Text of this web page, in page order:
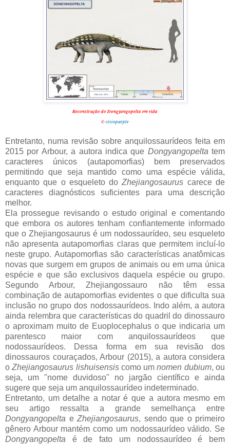
Reconstrução do Dongyangopelta em vida
©cisiopurple
Entretanto, numa revisão sobre anquilossaurídeos feita em
2015 por Arbour, a autora indica que Dongyangopelta tem
caracteres únicos (autapomorfias) bem preservados
permitindo que seja mantido como uma espécie válida,
enquanto que o esqueleto doZhejiangosaurus carece de
caracteres diagnósticos suficientes para uma descrição
melhor.
Ela prossegue revisando o estudo original e comentando
que embora os autores tenham confiantemente informado
que o Zhejiangosaurus é um nodossaurídeo, seu esqueleto
não apresenta autapomorfias claras que permitem incluí-lo
neste grupo. Autapomorfias são características anatômicas
novas que surgem em grupos de animais ou em uma única
espécie e que são exclusivos daquela espécie ou grupo.
Segundo Arbour, Zhejiangossauro não têm essa
combinação de autapomorfias evidentes o que dificulta sua
inclusão no grupo dos nodossaurídeos. Indo além, a autora
ainda relembra que características do quadril do dinossauro
o aproximam muito de Euoplocephalus o que indicaria um
parentesco maior com anquilossaurídeos que
nodossaurídeos. Dessa forma em sua revisão dos
dinossauros couraçados, Arbour (2015), a autora considera
oZhejiangosaurus lishuisensiscomo umnomen dubium, ou
seja, um "nome duvidoso" no jargão científico e ainda
sugere que seja um anquilossaurídeo indeterminado.
Entretanto, um detalhe a notar é que a autora mesmo em
seu artigo ressalta a grande semelhança entre
Dongyangopelta e Zhejiangosaurus, sendo que o primeiro
gênero Arbour mantém como um nodossaurídeo válido. Se
Dongyangopelta é de fato um nodossaurídeo é bem